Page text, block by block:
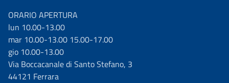
ORARIO APERTURA
lun 10.00-13.00
mar 10.00-13.00 15.00-17.00
gio 10.00-13.00
Via Boccacanale di Santo Stefano, 3
44121 Ferrara